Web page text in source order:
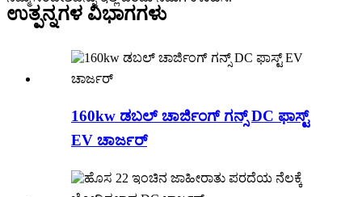
ಉತ್ಪನ್ನಗಳ ವಿಭಾಗಗಳು
160kw ಡಬಲ್ ಚಾರ್ಜಿಂಗ್ ಗನ್ಸ್ DC ಫಾಸ್ಟ್
EV ಚಾರ್ಜರ್